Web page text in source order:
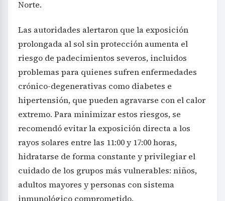
Norte.
Las autoridades alertaron que la exposición
prolongada al sol sin protección aumenta el
riesgo de padecimientos severos, incluidos
problemas para quienes sufren enfermedades
crónico-degenerativas como diabetes e
hipertensión, que pueden agravarse con el calor
extremo. Para minimizar estos riesgos, se
recomendó evitar la exposición directa a los
rayos solares entre las 11:00 y 17:00 horas,
hidratarse de forma constante y privilegiar el
cuidado de los grupos más vulnerables: niños,
adultos mayores y personas con sistema
inmunológico comprometido.